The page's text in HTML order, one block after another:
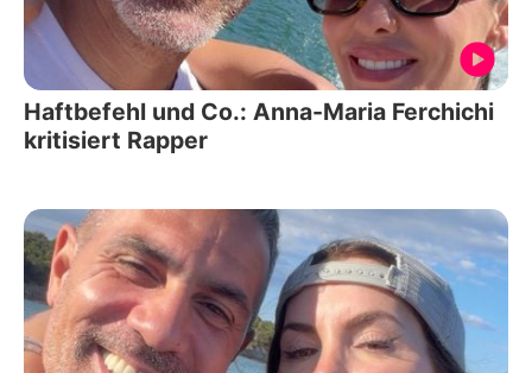
Haftbefehl und Co.: Anna-Maria Ferchichi
kritisiert Rapper